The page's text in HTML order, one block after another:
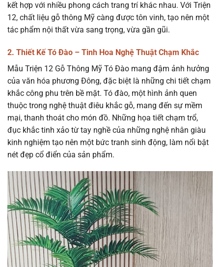
kết hợp với nhiều phong cách trang trí khác nhau. Với Triện
12, chất liệu gỗ thông Mỹ càng được tôn vinh, tạo nên một
tác phẩm nội thất vừa sang trọng, vừa gần gũi.
2. Thiết Kế Tó Đào – Tinh Hoa Nghệ Thuật Chạm Khắc
Mẫu Triện 12 Gỗ Thông Mỹ Tó Đào mang đậm ảnh hưởng
của văn hóa phương Đông, đặc biệt là những chi tiết chạm
khắc công phu trên bề mặt. Tó đào, một hình ảnh quen
thuộc trong nghệ thuật điêu khắc gỗ, mang đến sự mềm
mại, thanh thoát cho món đồ. Những họa tiết chạm trổ,
đục khắc tinh xảo từ tay nghề của những nghệ nhân giàu
kinh nghiệm tạo nên một bức tranh sinh động, làm nổi bật
nét đẹp cổ điển của sản phẩm.